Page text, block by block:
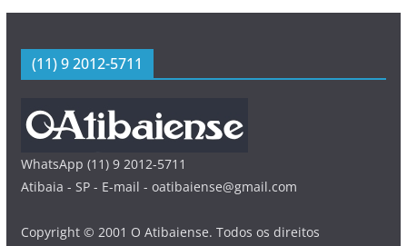
(11) 9 2012-5711
WhatsApp (11) 9 2012-5711
Atibaia - SP - E-mail - oatibaiense@gmail.com
Copyright © 2001 O Atibaiense. Todos os direitos